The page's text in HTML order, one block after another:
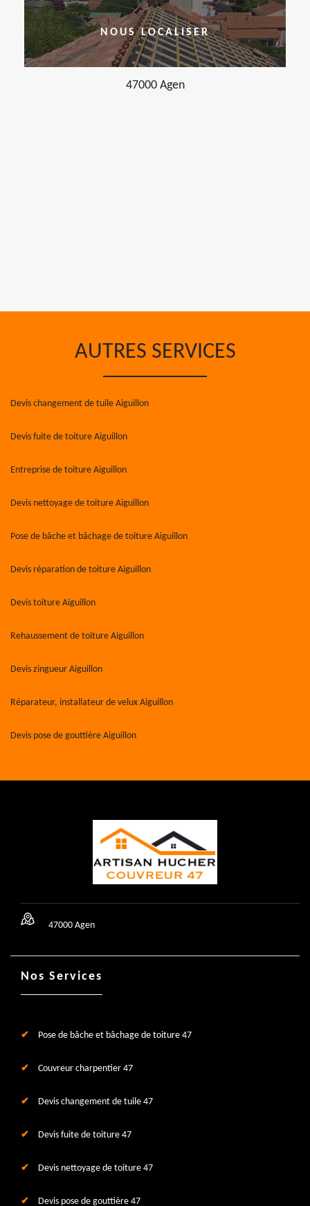
NOUS LOCALISER
47000 Agen
AUTRES SERVICES
Devis changement de tuile Aiguillon
Devis fuite de toiture Aiguillon
Entreprise de toiture Aiguillon
Devis nettoyage de toiture Aiguillon
Pose de bâche et bâchage de toiture Aiguillon
Devis réparation de toiture Aiguillon
Devis toiture Aiguillon
Rehaussement de toiture Aiguillon
Devis zingueur Aiguillon
Réparateur, installateur de velux Aiguillon
Devis pose de gouttière Aiguillon
47000 Agen
Nos Services
Pose de bâche et bâchage de toiture 47
Couvreur charpentier 47
Devis changement de tuile 47
Devis fuite de toiture 47
Devis nettoyage de toiture 47
Devis pose de gouttière 47